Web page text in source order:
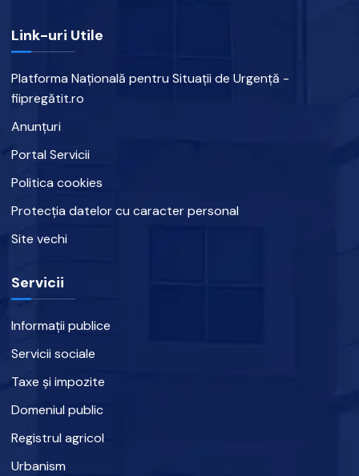
Link-uri Utile
Platforma Națională pentru Situații de Urgență -
fiipregătit.ro
Anunțuri
Portal Servicii
Politica cookies
Protecția datelor cu caracter personal
Site vechi
Servicii
Informații publice
Servicii sociale
Taxe și impozite
Domeniul public
Registrul agricol
Urbanism